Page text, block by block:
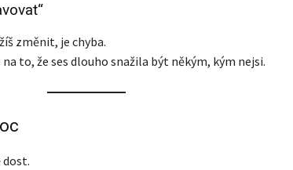
změnit, je chyba.
to, že ses dlouho snažila být někým, kým nejsi.
dost.